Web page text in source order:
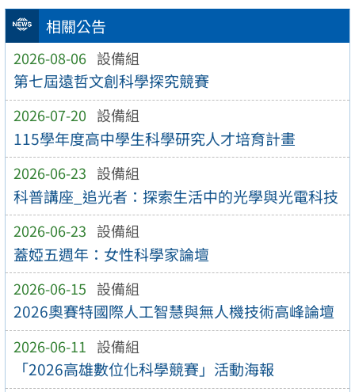
相關公告
2026-08-06 設備組
第七屆遠哲文創科學探究競賽
2026-07-20 設備組
115學年度高中學生科學研究人才培育計畫
2026-06-23 設備組
科普講座_追光者：探索生活中的光學與光電科技
2026-06-23 設備組
蓋婭五週年：女性科學家論壇
2026-06-15 設備組
2026奧賽特國際人工智慧與無人機技術高峰論壇
2026-06-11 設備組
「2026高雄數位化科學競賽」活動海報